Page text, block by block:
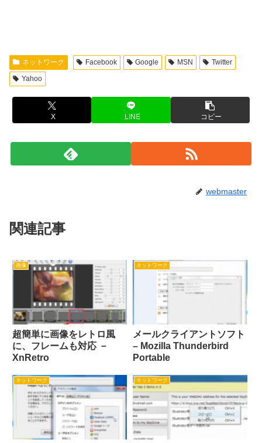
ネットワーク Facebook Google MSN
Twitter
Yahoo
X LINE コピー
webmaster
関連記事
画像
超簡単に画像をレトロ風
に、フレームも対応 －
XnRetro
ネットワーク
メールクライアントソフト
– Mozilla Thunderbird
Portable
ネットワーク ネットワーク